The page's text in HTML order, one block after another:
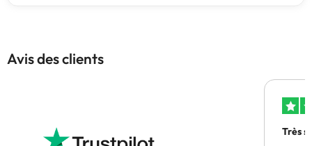
Avis des clients
Très